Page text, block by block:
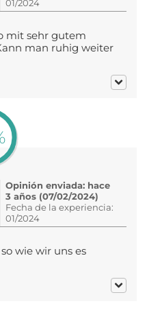
01/2024
mit sehr gutem
man ruhig weiter
Opinión enviada: hace
3 años (07/02/2024)
Fecha de la experiencia:
01/2024
wie wir uns es